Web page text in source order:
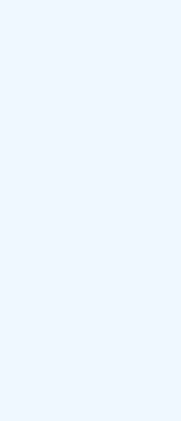
le parc national de
sur la culture en
le nord-est de l’Inde.
exemple pour vous